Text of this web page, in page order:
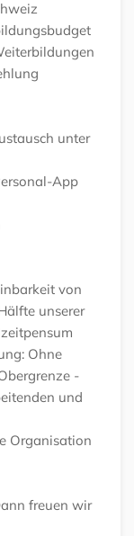
unter
App
von
unserer
Ohne
-
und
Organisation
freuen wir